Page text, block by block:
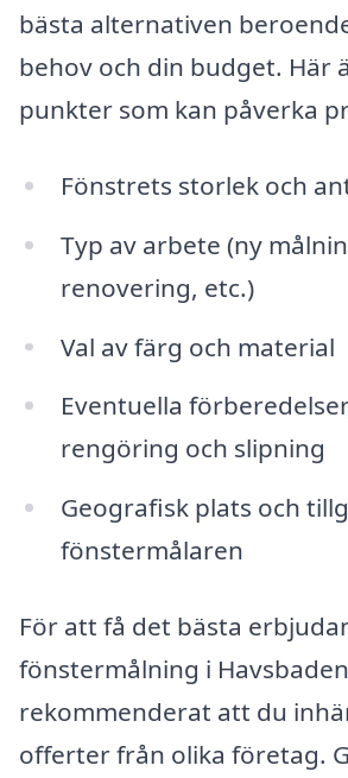
bästa alternativen
behov och din budget. Här
punkter som kan påverka
Fönstrets storlek och
Typ av arbete (ny
renovering, etc.)
Val av färg och material
Eventuella
rengöring och slipning
Geografisk plats och
fönstermålaren
För att få det bästa
fönstermålning i
rekommenderat att du
offerter från olika företag.